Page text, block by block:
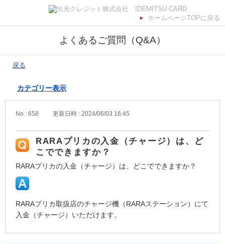
ホームページTOPに戻る
よくあるご質問（Q&A）
戻る
カテゴリー表示
No : 658 更新日時 : 2024/06/03 16:45
RARAプリカの入金（チャージ）は、ど
こでできますか？
RARAプリカの入金（チャージ）は、どこでできますか？
RARAプリカ取扱店のチャージ機（RARAステーション）にて
入金（チャージ）いただけます。